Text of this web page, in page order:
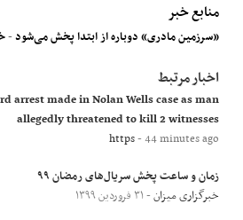
منابع خبر
«سرزمین مادری» دوباره از ابتدا پخش می‌شود-
اخبار مرتبط
arrest made in Nolan Wells case as man
allegedly threatened to kill 2 witnesses
https- 44 minutes ago
زمان و ساعت پخش سریال‌های رمضان ۹۹
خبرگزاری میزان- ۳۱ فروردین ۱۳۹۹